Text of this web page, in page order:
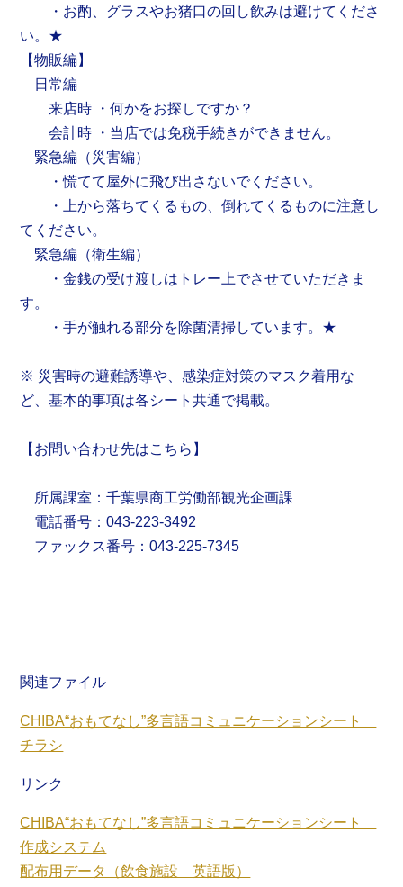
・お酌、グラスやお猪口の回し飲みは避けてくださ
い。★
【物販編】
日常編
来店時 ・何かをお探しですか？
会計時 ・当店では免税手続きができません。
緊急編（災害編）
・慌てて屋外に飛び出さないでください。
・上から落ちてくるもの、倒れてくるものに注意し
てください。
緊急編（衛生編）
・金銭の受け渡しはトレー上でさせていただきま
す。
・手が触れる部分を除菌清掃しています。★
※ 災害時の避難誘導や、感染症対策のマスク着用な
ど、基本的事項は各シート共通で掲載。
【お問い合わせ先はこちら】
所属課室：千葉県商工労働部観光企画課
電話番号：043-223-3492
ファックス番号：043-225-7345
関連ファイル
CHIBA“おもてなし”多言語コミュニケーションシート
チラシ
リンク
CHIBA“おもてなし”多言語コミュニケーションシート
作成システム
配布用データ（飲食施設 英語版）